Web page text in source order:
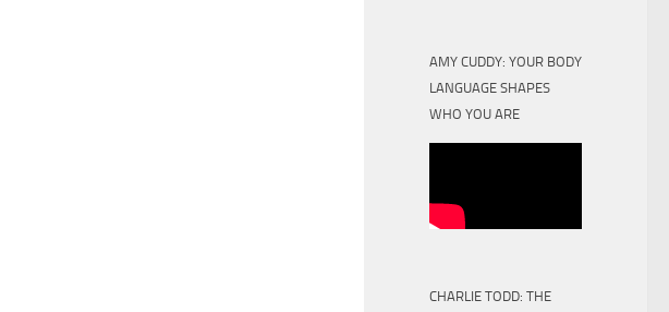
AMY CUDDY: YOUR BODY
LANGUAGE SHAPES
WHO YOU ARE
CHARLIE TODD: THE